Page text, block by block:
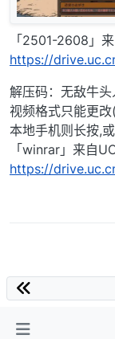
「2501-2608」
https://
解压码：无敌牛头
视频格式只能更
本地手机则长按,
「winrar」来自
https://